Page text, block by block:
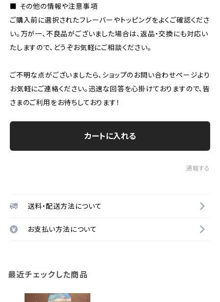
■ その他の情報や注意事項
ご購入前に選択されたフレーバーやトッピングをよくご確認くださ
い。万が一、不良品がございました場合は、返品・交換にも対応い
たしますので、どうぞお気軽にご相談ください。
ご不明な点がございましたら、ショップのお問い合わせページより
お気軽にご連絡ください。迅速な回答を心掛けておりますので、皆
さまのご利用をお待ちしております！
カートに入れる
通報する
送料・配送方法について
お支払い方法について
最近チェックした商品